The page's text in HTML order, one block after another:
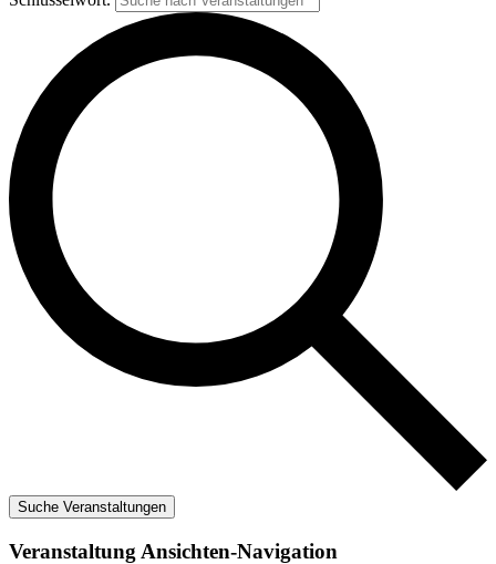
Suche Veranstaltungen
Veranstaltung Ansichten-Navigation